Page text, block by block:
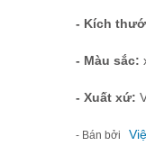
- Kích
- Màu sắc:
- Xuất xứ:
- Bán bởi